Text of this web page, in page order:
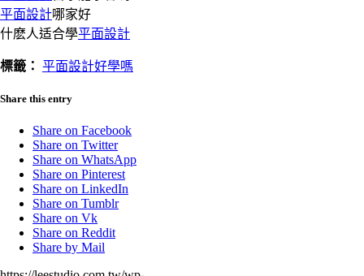
平面設計哪家好
什麽人适合學平面設計
標籤： 平面設計好學嗎
Share this entry
Share on Facebook
Share on Twitter
Share on WhatsApp
Share on Pinterest
Share on LinkedIn
Share on Tumblr
Share on Vk
Share on Reddit
Share by Mail